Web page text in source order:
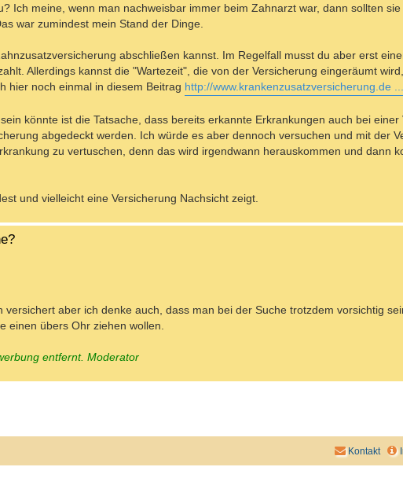
Ich meine, wenn man nachweisbar immer beim Zahnarzt war, dann sollten
war zumindest mein Stand der Dinge.
abschließen kannst. Im Regelfall musst du aber erst
Allerdings kannst die "Wartezeit", die von der Versicherung eingeräumt
hier noch einmal in diesem Beitrag http://www.krankenzusatzversicherung.de
könnte ist die Tatsache, dass bereits erkannte Erkrankungen auch bei einer
abgedeckt werden. Ich würde es aber dennoch versuchen und mit der
zu vertuschen, denn das wird irgendwann herauskommen und dann
und vielleicht eine Versicherung Nachsicht zeigt.
versichert aber ich denke auch, dass man bei der Suche trotzdem vorsichtig
einen übers Ohr ziehen wollen.
entfernt. Moderator
Kontakt